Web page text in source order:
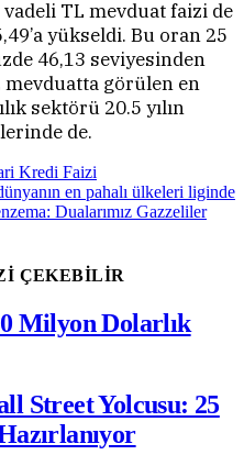
TL mevduat faizi de
yükseldi. Bu oran 25
46,13 seviyesinden
mevduatta görülen en
sektörü 20.5 yılın
de.
Kredi Faizi
en pahalı ülkeleri liginde
Dualarımız Gazzeliler
ÇEKEBİLİR
Milyon Dolarlık
Street Yolcusu: 25